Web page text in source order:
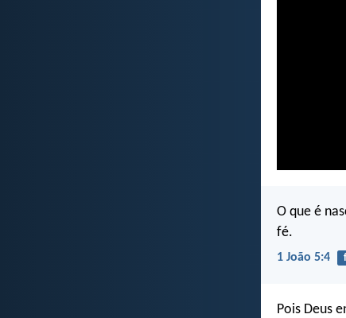
O que é
fé.
1 João 5:4
Pois Deus